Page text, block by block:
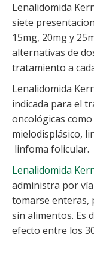
Lenalidomida
siete
15mg, 20mg y
alternativas de
tratamiento a
Lenalidomida
indicada para el
oncológicas
mielodisplásico,
linfoma folicular.
Lenalidomida
administra por
tomarse enteras,
sin alimentos. Es
efecto entre los